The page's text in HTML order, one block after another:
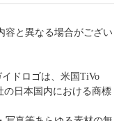
容と異なる場合がござい
ドロゴは、米国TiVo
の日本国内における商標